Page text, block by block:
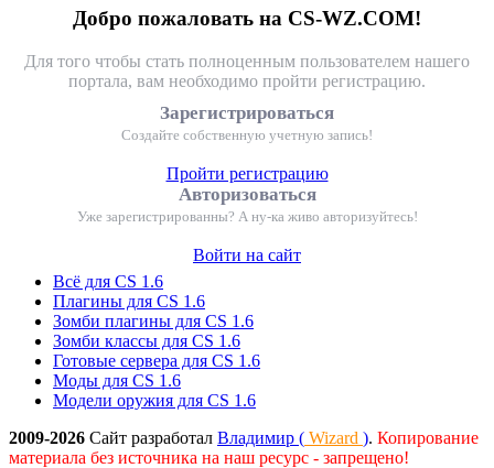
Добро пожаловать на CS-WZ.COM!
Для того чтобы стать полноценным пользователем нашего
портала, вам необходимо пройти регистрацию.
Зарегистрироваться
Создайте собственную учетную запись!
Пройти регистрацию
Авторизоваться
Уже зарегистрированны? А ну-ка живо авторизуйтесь!
Войти на сайт
Всё для CS 1.6
Плагины для CS 1.6
Зомби плагины для CS 1.6
Зомби классы для CS 1.6
Готовые сервера для CS 1.6
Моды для CS 1.6
Модели оружия для CS 1.6
2009-2026 Сайт разработал Владимир ( Wizard ). Копирование
материала без источника на наш ресурс - запрещено!